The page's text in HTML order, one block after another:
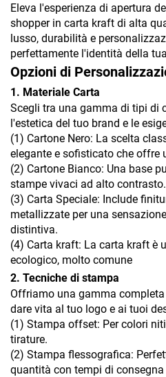
Eleva l'esperienza di apertura
shopper in carta kraft di alta
lusso, durabilità e
perfettamente l'identità della
Opzioni di
1. Materiale Carta
Scegli tra una gamma di tipi di
l'estetica del tuo brand e le
(1) Cartone Nero: La scelta
elegante e sofisticato che offre
(2) Cartone Bianco: Una base
stampe vivaci ad alto contrasto.
(3) Carta Speciale: Include
metallizzate per una
distintiva.
(4) Carta kraft: La carta kraft è
ecologico, molto comune
2. Tecniche di stampa
Offriamo una gamma
dare vita al tuo logo e ai tuoi
(1) Stampa offset: Per colori
tirature.
(2) Stampa flessografica:
quantità con tempi di consegna